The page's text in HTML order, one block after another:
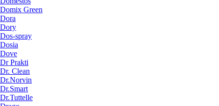
Domix Green
Dora
Dory
Dos-spray
Dosia
Dove
Dr Prakti
Dr. Clean
Dr.Norvin
Dr.Smart
Dr.Tuttelle